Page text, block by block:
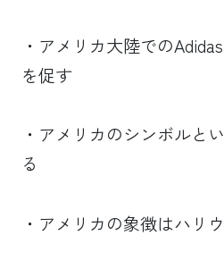
・アメリカ大陸での
を促す
・アメリカのシンボルと
る
・アメリカの象徴はハリ